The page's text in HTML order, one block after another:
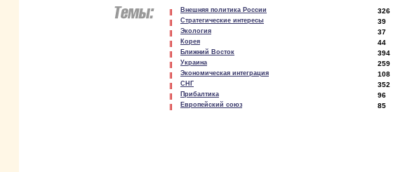
Внешняя политика России 326
Стратегические интересы 39
Экология 37
Корея 44
Ближний Восток 394
Украина 259
Экономическая интеграция 108
СНГ 352
Прибалтика 96
Европейский союз 85